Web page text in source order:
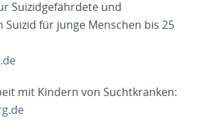
Suizidgefährdete und
für junge Menschen bis 25
mit Kindern von Suchtkranken: